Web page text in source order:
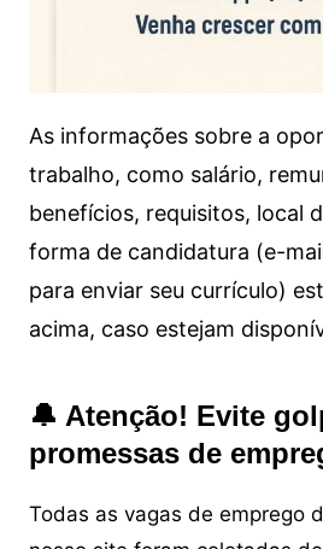
As informações sobre a
trabalho, como salário,
benefícios, requisitos, local
forma de candidatura (e-
para enviar seu currículo)
acima, caso estejam
🔔 Atenção! Evite
promessas de
Todas as vagas de emprego